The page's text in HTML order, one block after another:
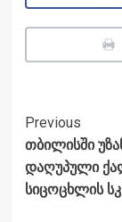
Post
Previous
თბილისში
დაღუპული
სიცოცხლის